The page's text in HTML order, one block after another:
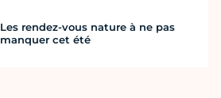
Les rendez-vous nature à ne pas
manquer cet été